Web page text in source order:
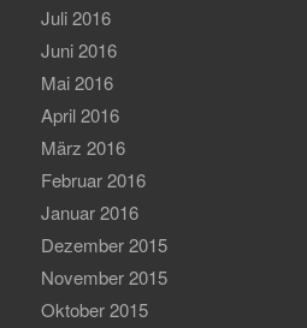
Juli 2016
Juni 2016
Mai 2016
April 2016
März 2016
Februar 2016
Januar 2016
Dezember 2015
November 2015
Oktober 2015